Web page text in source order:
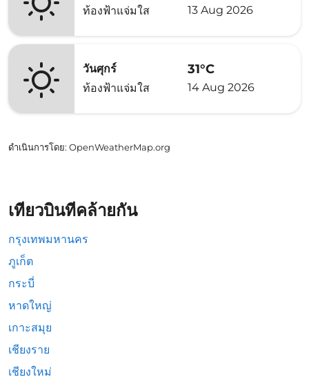
ท้องฟ้าแจ่มใส
13 Aug 2026
วันศุกร์
ท้องฟ้าแจ่มใส
31°C
14 Aug 2026
ดำเนินการโดย: OpenWeatherMap.org
เที่ยวบินที่คล้ายกัน
กรุงเทพมหานคร
ภูเก็ต
กระบี่
หาดใหญ่
เกาะสมุย
เชียงราย
เชียงใหม่